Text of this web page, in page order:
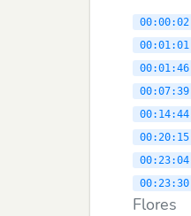
00:00:02
00:01:01
00:01:46
00:07:39
00:14:44
00:20:15
00:23:04
00:23:30
Flores